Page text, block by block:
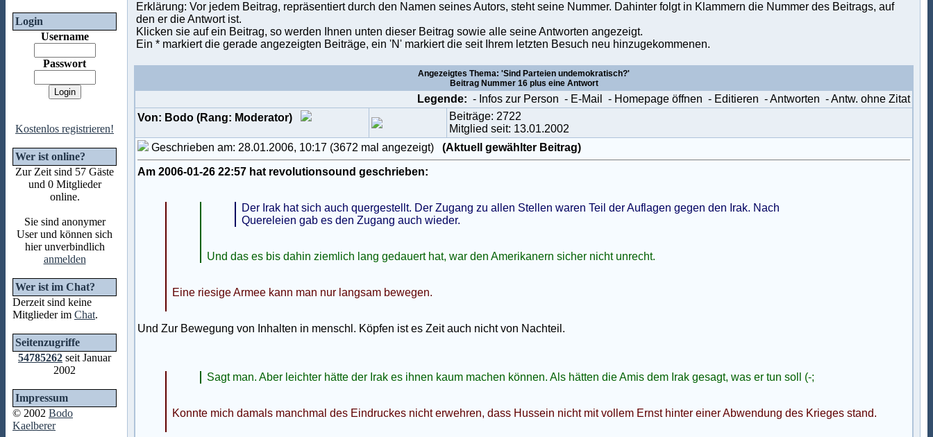
Login
Username
Passwort
Kostenlos registrieren!
Wer ist online?
Zur Zeit sind 57 Gäste
und 0 Mitglieder
online.
Sie sind anonymer
User und können sich
hier unverbindlich
anmelden
Wer ist im Chat?
Derzeit sind keine
Mitglieder im Chat.
Seitenzugriffe
54785262 seit Januar
2002
Impressum
© 2002 Bodo
Kaelberer
Erklärung: Vor jedem Beitrag, repräsentiert durch den Namen seines Autors, steht seine Nummer. Dahinter folgt in Klammern die Nummer des Beitrags, auf
den er die Antwort ist.
Klicken sie auf ein Beitrag, so werden Ihnen unten dieser Beitrag sowie alle seine Antworten angezeigt.
Ein * markiert die gerade angezeigten Beiträge, ein 'N' markiert die seit Ihrem letzten Besuch neu hinzugekommenen.
Angezeigtes Thema: 'Sind Parteien undemokratisch?'
Beitrag Nummer 16 plus eine Antwort
Legende: - Infos zur Person - E-Mail - Homepage öffnen - Editieren - Antworten - Antw. ohne Zitat
Von: Bodo (Rang: Moderator)
Beiträge: 2722
Mitglied seit: 13.01.2002
Geschrieben am: 28.01.2006, 10:17 (3672 mal angezeigt) (Aktuell gewählter Beitrag)
Am 2006-01-26 22:57 hat revolutionsound geschrieben:
Der Irak hat sich auch quergestellt. Der Zugang zu allen Stellen waren Teil der Auflagen gegen den Irak. Nach
Quereleien gab es den Zugang auch wieder.
Und das es bis dahin ziemlich lang gedauert hat, war den Amerikanern sicher nicht unrecht.
Eine riesige Armee kann man nur langsam bewegen.
Und Zur Bewegung von Inhalten in menschl. Köpfen ist es Zeit auch nicht von Nachteil.
Sagt man. Aber leichter hätte der Irak es ihnen kaum machen können. Als hätten die Amis dem Irak gesagt, was er tun soll (-;
Konnte mich damals manchmal des Eindruckes nicht erwehren, dass Hussein nicht mit vollem Ernst hinter einer Abwendung des Krieges stand.